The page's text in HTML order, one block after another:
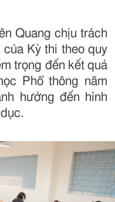
Quang chịu trách
của Kỳ thi theo quy
trọng đến kết quả
Phổ thông năm
hưởng đến hình